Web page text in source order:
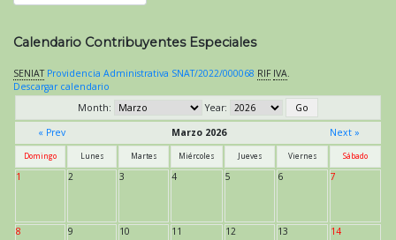
Calendario Contribuyentes Especiales
SENIAT Providencia Administrativa SNAT/2022/000068 RIF IVA
Descargar calendario
Month:
Year:
« Prev
Marzo 2026 Next »
Domingo Lunes Martes Miércoles Jueves Viernes Sábado
1 2 3 4 5 6 7
8 9 10 11 12 13 14